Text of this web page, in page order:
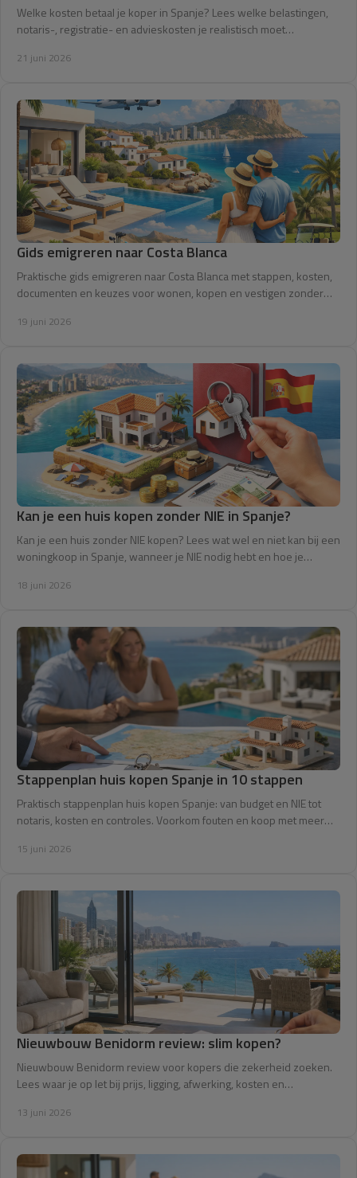
Welke kosten betaal je koper in Spanje? Lees welke belastingen,
notaris-, registratie- en advieskosten je realistisch moet
21 juni 2026
Gids emigreren naar Costa Blanca
Praktische gids emigreren naar Costa Blanca met stappen, kosten,
documenten en keuzes voor wonen, kopen en vestigen zonder
19 juni 2026
Kan je een huis kopen zonder NIE in Spanje?
Kan je een huis zonder NIE kopen? Lees wat wel en niet kan bij een
woningkoop in Spanje, wanneer je NIE nodig hebt en hoe je
18 juni 2026
Stappenplan huis kopen Spanje in 10 stappen
Praktisch stappenplan huis kopen Spanje: van budget en NIE tot
notaris, kosten en controles. Voorkom fouten en koop met meer
15 juni 2026
Nieuwbouw Benidorm review: slim kopen?
Nieuwbouw Benidorm review voor kopers die zekerheid zoeken.
Lees waar je op let bij prijs, ligging, afwerking, kosten en
13 juni 2026